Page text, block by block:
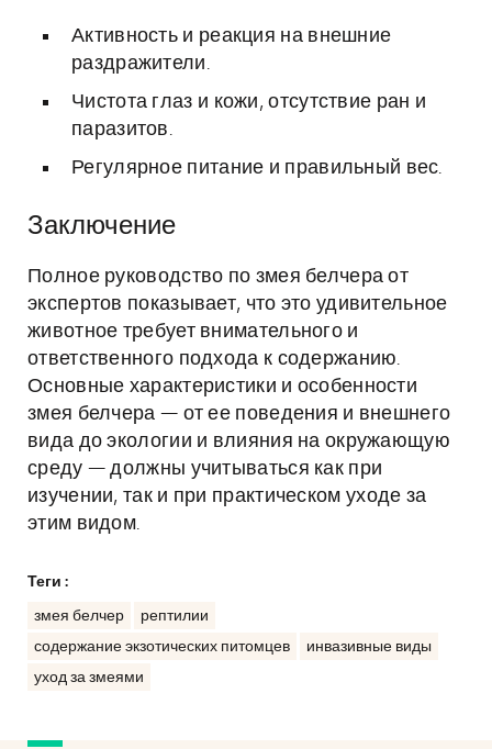
Активность и реакция на внешние
раздражители.
Чистота глаз и кожи, отсутствие ран и
паразитов.
Регулярное питание и правильный вес.
Заключение
Полное руководство по змея белчера от
экспертов показывает, что это удивительное
животное требует внимательного и
ответственного подхода к содержанию.
Основные характеристики и особенности
змея белчера — от ее поведения и внешнего
вида до экологии и влияния на окружающую
среду — должны учитываться как при
изучении, так и при практическом уходе за
этим видом.
Теги :
змея белчер
рептилии
содержание экзотических питомцев
инвазивные виды
уход за змеями